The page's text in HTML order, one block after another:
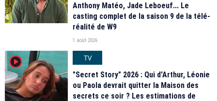
Anthony Matéo, Jade Leboeuf... Le
casting complet de la saison 9 de la télé-
réalité de W9
1 août 2026
player2
TV
"Secret Story" 2026 : Qui d'Arthur, Léonie
ou Paola devrait quitter la Maison des
secrets ce soir ? Les estimations de